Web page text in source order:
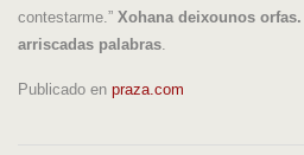
contestarme.” Xohana deixounos
arriscadas palabras
Publicado en praza.com